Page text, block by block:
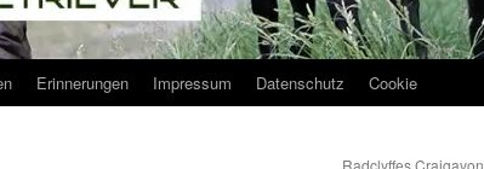
Erinnerungen Impressum Datenschutz Cookie
Radclyffes Craigavon